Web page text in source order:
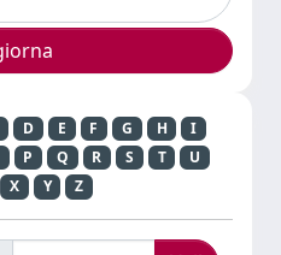
D E F G H
I
P Q R S T
U
X Y Z